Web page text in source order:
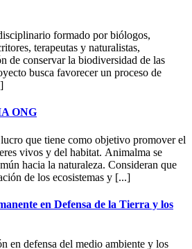
formado por biólogos,
terapeutas y naturalistas,
de conservar la biodiversidad de las
busca favorecer un proceso de
ONG
que tiene como objetivo promover el
vivos y del habitat. Animalma se
hacia la naturaleza. Consideran que
de los ecosistemas y [...]
en Defensa de la Tierra y los
en defensa del medio ambiente y los